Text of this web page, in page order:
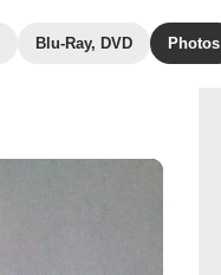
Blu-Ray, DVD Photos